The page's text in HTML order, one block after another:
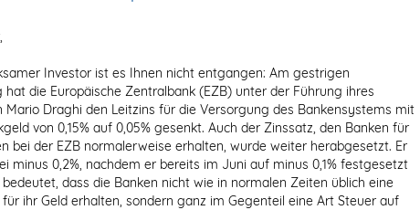
Investor ist es Ihnen nicht entgangen: Am gestrigen
hat die Europäische Zentralbank (EZB) unter der Führung ihres
Mario Draghi den Leitzins für die Versorgung des Bankensystems mit
von 0,15% auf 0,05% gesenkt. Auch der Zinssatz, den Banken für
bei der EZB normalerweise erhalten, wurde weiter herabgesetzt. Er
minus 0,2%, nachdem er bereits im Juni auf minus 0,1% festgesetzt
dass die Banken nicht wie in normalen Zeiten üblich eine
ihr Geld erhalten, sondern ganz im Gegenteil eine Art Steuer auf